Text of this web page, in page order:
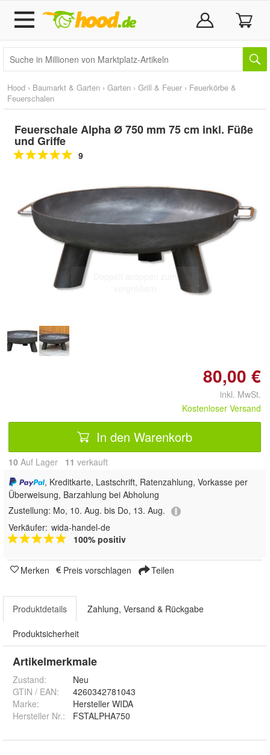
Hood › Baumarkt & Garten › Garten › Grill & Feuer › Feuerkörbe &
Feuerschalen
Feuerschale Alpha Ø 750 mm 75 cm inkl. Füße
und Griffe
9
Doppelt antippen zum
80,00 €
inkl. MwSt.
Kostenloser Versand
In den Warenkorb
10 Auf Lager 11 verkauft
, Kreditkarte, Lastschrift, Ratenzahlung, Vorkasse per
Überweisung, Barzahlung bei Abholung
Zustellung: Mo, 10. Aug. bis Do, 13. Aug.
Verkäufer: wida-handel-de
100% positiv
Merken Preis vorschlagen Teilen
Produktdetails Zahlung, Versand & Rückgabe
Produktsicherheit
Artikelmerkmale
Zustand:
Neu
GTIN / EAN:
4260342781043
Marke:
Hersteller WIDA
Hersteller Nr.:
FSTALPHA750